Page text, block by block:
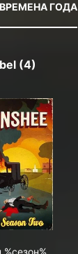
ВРЕМЕНА ГОДА
(4)
%сезон%